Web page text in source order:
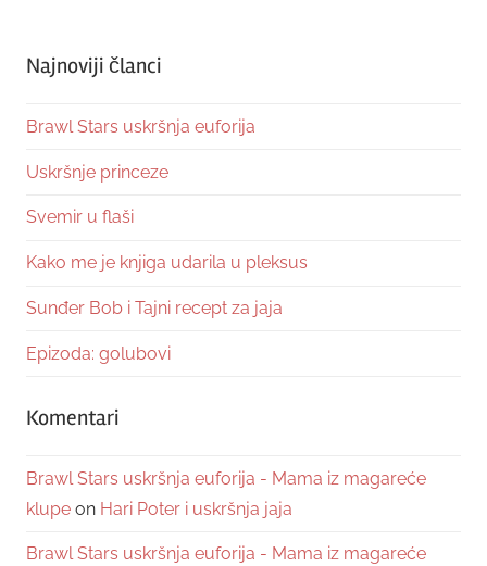
Najnoviji članci
Brawl Stars uskršnja euforija
Uskršnje princeze
Svemir u flaši
Kako me je knjiga udarila u pleksus
Sunđer Bob i Tajni recept za jaja
Epizoda: golubovi
Komentari
Brawl Stars uskršnja euforija - Mama iz magareće
klupe on Hari Poter i uskršnja jaja
Brawl Stars uskršnja euforija - Mama iz magareće